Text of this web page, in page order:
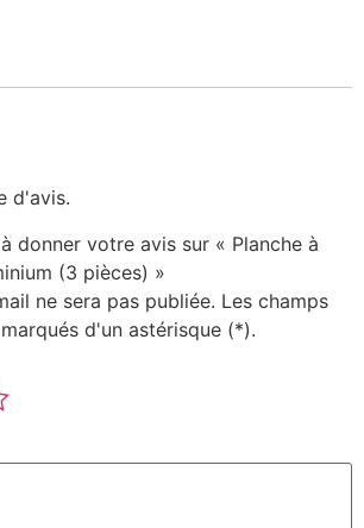
d'avis.
donner votre avis sur « Planche à
(3 pièces) »
ne sera pas publiée. Les champs
d'un astérisque (*).